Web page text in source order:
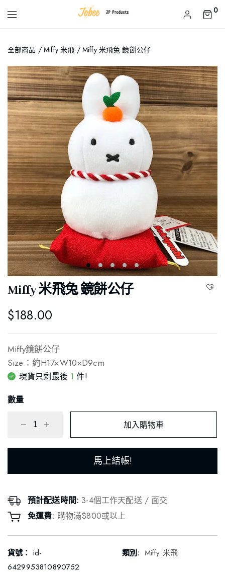
0
全部商品 /Miffy 米飛 / Miffy 米飛兔 鏡餅公仔
Miffy 米飛兔 鏡餅公仔
$188.00
Miffy鏡餅公仔
Size：約H17×W10×D9cm
現貨只剩最後 1 件!
數量
加入購物車
馬上結帳!
預計配送時間:3-4個工作天配送 / 面交
免運費: 購物滿$800或以上
貨號： id-
6429953810890752
類別: Miffy 米飛